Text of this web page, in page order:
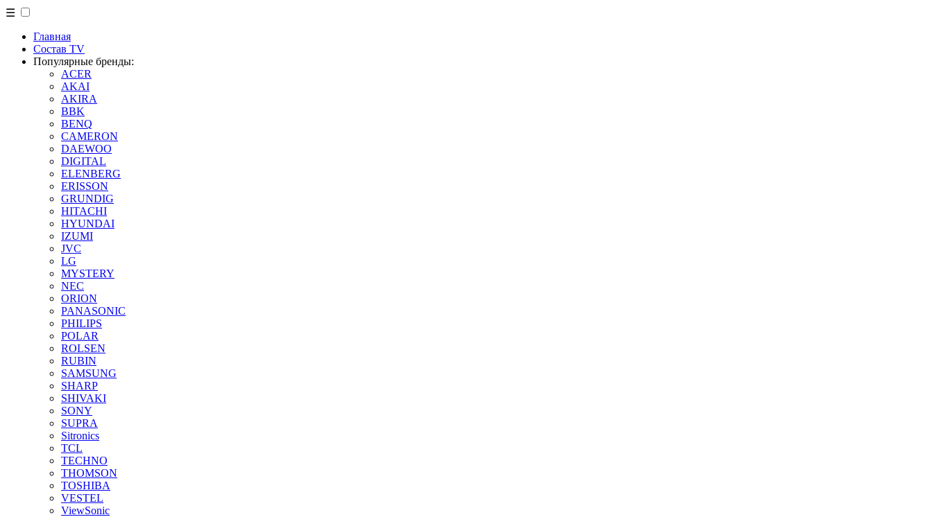
☰
Главная
Состав TV
Популярные бренды:
ACER
AKAI
AKIRA
BBK
BENQ
CAMERON
DAEWOO
DIGITAL
ELENBERG
ERISSON
GRUNDIG
HITACHI
HYUNDAI
IZUMI
JVC
LG
MYSTERY
NEC
ORION
PANASONIC
PHILIPS
POLAR
ROLSEN
RUBIN
SAMSUNG
SHARP
SHIVAKI
SONY
SUPRA
Sitronics
TCL
TECHNO
THOMSON
TOSHIBA
VESTEL
ViewSonic